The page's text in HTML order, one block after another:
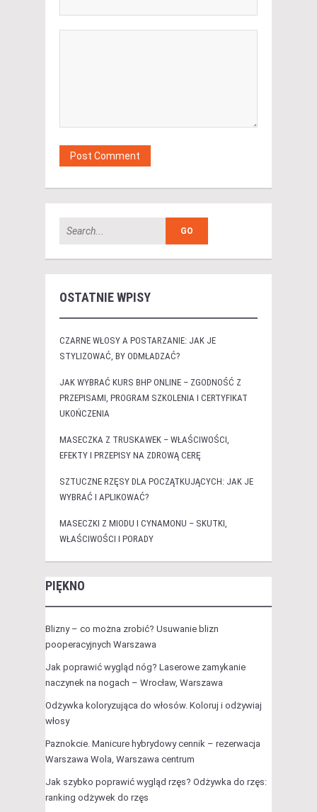
OSTATNIE WPISY
CZARNE WŁOSY A POSTARZANIE: JAK JE
STYLIZOWAĆ, BY ODMŁADZAĆ?
JAK WYBRAĆ KURS BHP ONLINE – ZGODNOŚĆ Z
PRZEPISAMI, PROGRAM SZKOLENIA I CERTYFIKAT
UKOŃCZENIA
MASECZKA Z TRUSKAWEK – WŁAŚCIWOŚCI,
EFEKTY I PRZEPISY NA ZDROWĄ CERĘ
SZTUCZNE RZĘSY DLA POCZĄTKUJĄCYCH: JAK JE
WYBRAĆ I APLIKOWAĆ?
MASECZKI Z MIODU I CYNAMONU – SKUTKI,
WŁAŚCIWOŚCI I PORADY
PIĘKNO
Blizny – co można zrobić? Usuwanie blizn
pooperacyjnych Warszawa
Jak poprawić wygląd nóg? Laserowe zamykanie
naczynek na nogach – Wrocław, Warszawa
Odżywka koloryzująca do włosów. Koloruj i odżywiaj
włosy
Paznokcie. Manicure hybrydowy cennik – rezerwacja
Warszawa Wola, Warszawa centrum
Jak szybko poprawić wygląd rzęs? Odżywka do rzęs:
ranking odżywek do rzęs